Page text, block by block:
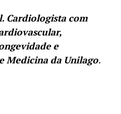
Cardiologista com
e
Medicina da Unilago.